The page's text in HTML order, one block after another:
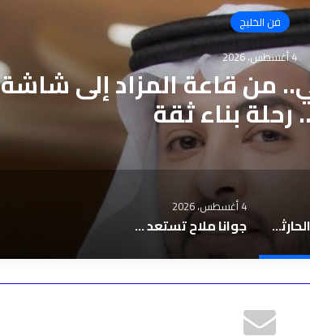
فن الخليج
4 أغسطس، 2026
من قاعة المزاد إلى شاشة
رحلة بناء ثقة
ناصر طويرش الحارثي.. من قاعة المزاد إلى شاشة الخبر… رحلة بناء ثقة
4 أغسطس، 2026
جوانا ملاح تستعد لإطلاق “بكلمة ” قريبًا في الأسواق العربية والمنصات الرقمية